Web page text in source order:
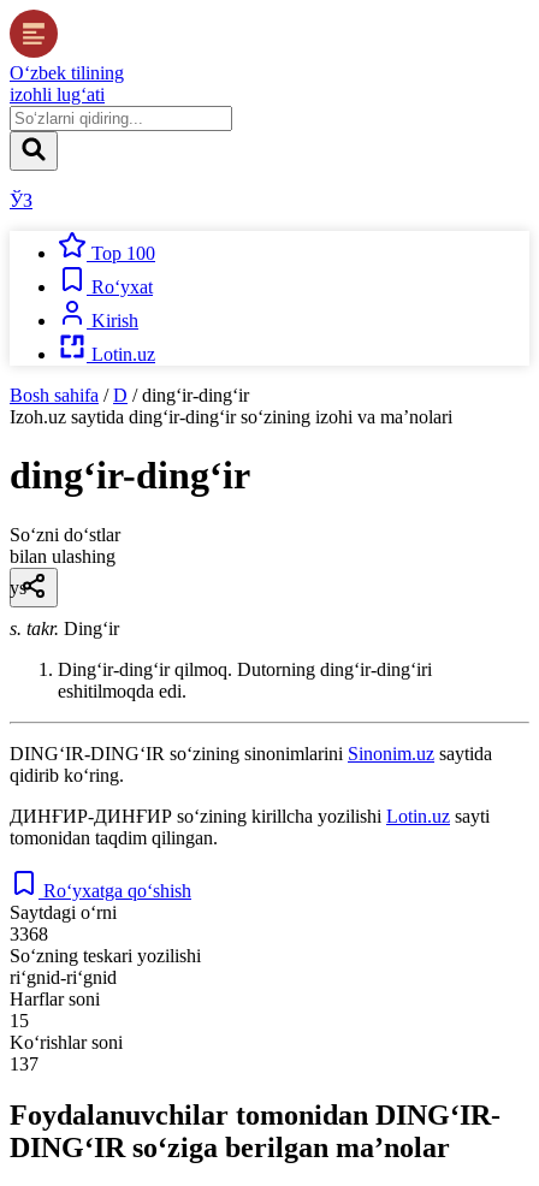
O‘zbek tilining
izohli lug‘ati
ЎЗ
Top 100
Ro‘yxat
Kirish
Lotin.uz
Bosh sahifa / D / ding‘ir-ding‘ir
Izoh.uz saytida ding‘ir-ding‘irso‘zining izohi va ma’nolari
ding‘ir-ding‘ir
So‘zni do‘stlar
bilan ulashing
ys
s. takr. Dingʻir
Dingʻir-dingʻir qilmoq. Dutorning dingʻir-dingʻiri
eshitilmoqda edi.
DING‘IR-DING‘IR so‘zining sinonimlarini Sinonim.uz saytida
qidirib ko‘ring.
ДИНҒИР-ДИНҒИР so‘zining kirillcha yozilishi Lotin.uz sayti
tomonidan taqdim qilingan.
Ro‘yxatga qo‘shish
Saytdagi o‘rni
3368
So‘zning teskari yozilishi
ri‘gnid-ri‘gnid
Harflar soni
15
Ko‘rishlar soni
137
Foydalanuvchilar tomonidan DING‘IR-
DING‘IR so‘ziga berilgan ma’nolar